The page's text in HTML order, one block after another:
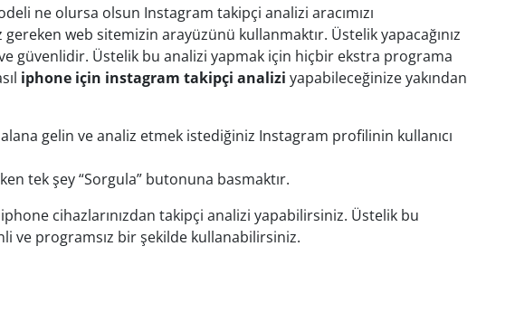
ne olursa olsun Instagram takipçi analizi aracımızı
web sitemizin arayüzünü kullanmaktır. Üstelik yapacağınız
güvenlidir. Üstelik bu analizi yapmak için hiçbir ekstra programa
iphone için instagram takipçi analizi yapabileceğinize yakından
gelin ve analiz etmek istediğiniz Instagram profilinin kullanıcı
tek şey “Sorgula” butonuna basmaktır.
cihazlarınızdan takipçi analizi yapabilirsiniz. Üstelik bu
ve programsız bir şekilde kullanabilirsiniz.